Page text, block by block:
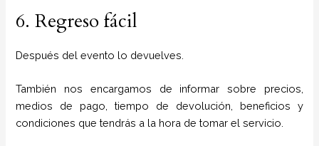
6. Regreso fácil
Después del evento lo devuelves.
También nos encargamos de informar sobre precios,
medios de pago, tiempo de devolución, beneficios y
condiciones que tendrás a la hora de tomar el servicio.